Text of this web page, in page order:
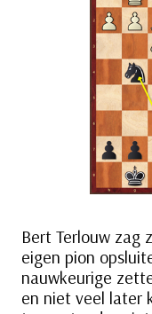
Bert Terlouw zag
eigen pion
nauwkeurige
en niet veel later